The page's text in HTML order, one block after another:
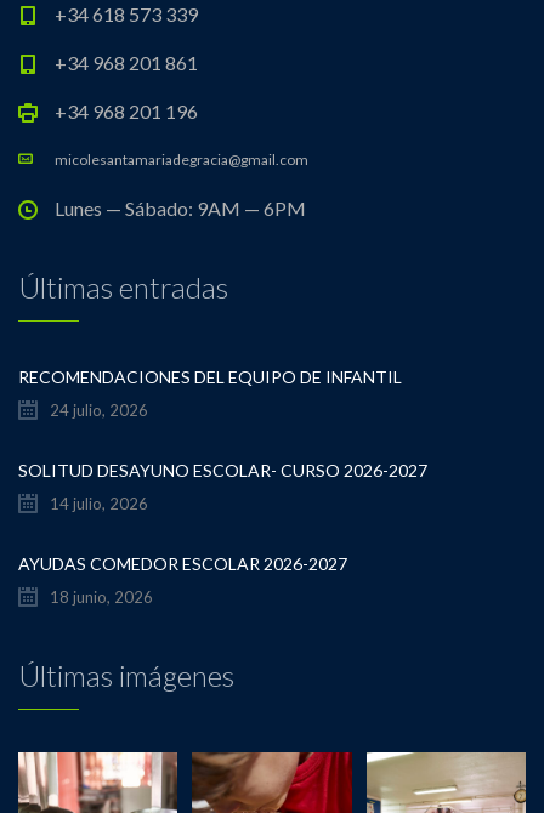
+34 618 573 339
+34 968 201 861
+34 968 201 196
micolesantamariadegracia@gmail.com
Lunes — Sábado: 9AM — 6PM
Últimas entradas
RECOMENDACIONES DEL EQUIPO DE INFANTIL
24 julio, 2026
SOLITUD DESAYUNO ESCOLAR- CURSO 2026-2027
14 julio, 2026
AYUDAS COMEDOR ESCOLAR 2026-2027
18 junio, 2026
Últimas imágenes